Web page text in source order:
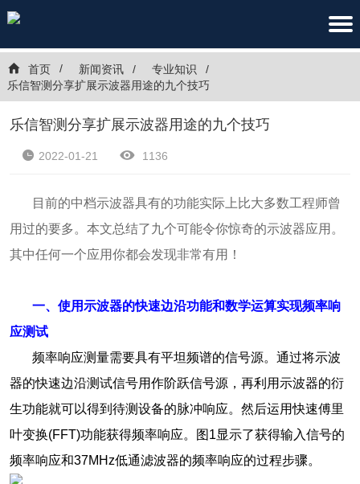
首页 新闻资讯
专业知识
乐信智测分享扩展示波器用途的九个技巧
乐信智测分享扩展示波器用途的九个技巧
2022-01-21 1136
目前的中档示波器具有的功能实际上比大多数工程师曾
用过的要多。本文总结了九个可能令你惊奇的示波器应用。
其中任何一个应用你都会发现非常有用！
一、使用示波器的快速边沿功能和数学运算实现频率响
应测试
频率响应测量需要具有平坦频谱的信号源。通过将示波
器的快速边沿测试信号用作阶跃信号源，再利用示波器的衍
生功能就可以得到待测设备的脉冲响应。然后运用快速傅里
叶变换(FFT)功能获得频率响应。图1显示了获得输入信号的
频率响应和37MHz低通滤波器的频率响应的过程步骤。